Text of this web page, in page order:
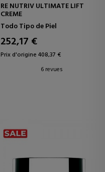
RE NUTRIV ULTIMATE LIFT
CREME
Todo Tipo de Piel
252,17 €
Prix d'origine 408,37 €
6 revues